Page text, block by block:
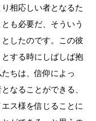
相応しい者となるた
も必要だ、そういう
したのです。この彼
する時にしばしば抱
ちは、信仰によっ
なることができる、
ス様を信じることに